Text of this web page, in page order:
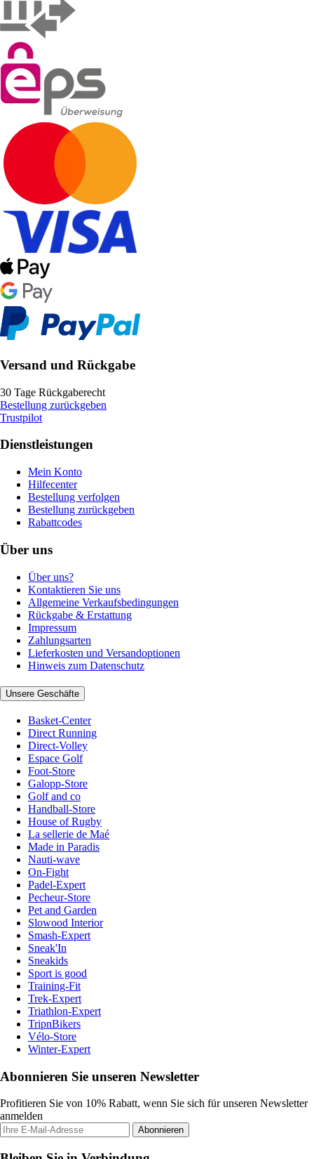
Versand und Rückgabe
30 Tage Rückgaberecht
Bestellung zurückgeben
Trustpilot
Dienstleistungen
Mein Konto
Hilfecenter
Bestellung verfolgen
Bestellung zurückgeben
Rabattcodes
Über uns
Über uns?
Kontaktieren Sie uns
Allgemeine Verkaufsbedingungen
Rückgabe & Erstattung
Impressum
Zahlungsarten
Lieferkosten und Versandoptionen
Hinweis zum Datenschutz
Unsere Geschäfte
Basket-Center
Direct Running
Direct-Volley
Espace Golf
Foot-Store
Galopp-Store
Golf and co
Handball-Store
House of Rugby
La sellerie de Maé
Made in Paradis
Nauti-wave
On-Fight
Padel-Expert
Pecheur-Store
Pet and Garden
Slowood Interior
Smash-Expert
Sneak'In
Sneakids
Sport is good
Training-Fit
Trek-Expert
Triathlon-Expert
TripnBikers
Vélo-Store
Winter-Expert
Abonnieren Sie unseren Newsletter
Profitieren Sie von 10% Rabatt, wenn Sie sich für unseren Newsletter
anmelden
Abonnieren